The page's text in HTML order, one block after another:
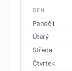
DEN
Pondělí
Úterý
Středa
Čtvrtek